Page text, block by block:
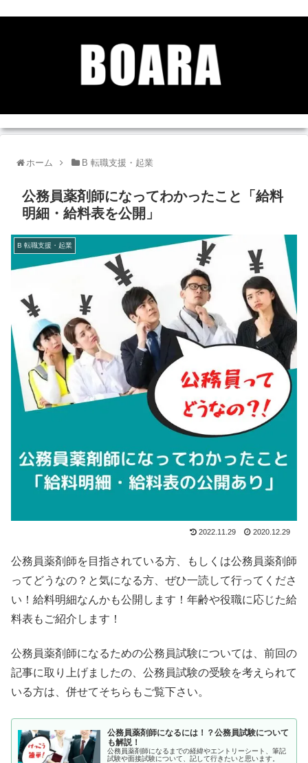
ホーム B 転職支援・起業
公務員薬剤師になってわかったこと「給料
明細・給料表を公開」
B 転職支援・起業
2022.11.29 2020.12.29
公務員薬剤師を目指されている方、もしくは公務員薬剤師
ってどうなの？と気になる方、ぜひ一読して行ってくださ
い！給料明細なんかも公開します！年齢や役職に応じた給
料表もご紹介します！
公務員薬剤師になるための公務員試験については、前回の
記事に取り上げましたの、公務員試験の受験を考えられて
いる方は、併せてそちらもご覧下さい。
公務員薬剤師になるには！？公務員試験について
も解説！
公務員薬剤師になるまでの経緯やエントリーシート、筆記
試験や面接試験について、記して行きたいと思います。